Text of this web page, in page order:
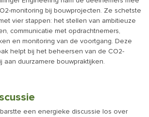
monitoring bij bouwprojecten. Ze schetste
vier stappen: het stellen van ambitieuze
communicatie met opdrachtnemers,
en monitoring van de voortgang. Deze
helpt bij het beheersen van de CO2-
aan duurzamere bouwpraktijken.
een energieke discussie los over